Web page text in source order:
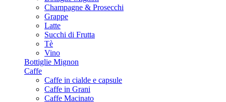
Champagne & Prosecchi
Grappe
Latte
Succhi di Frutta
Tè
Vino
Bottiglie Mignon
Caffe
Caffe in cialde e capsule
Caffe in Grani
Caffe Macinato